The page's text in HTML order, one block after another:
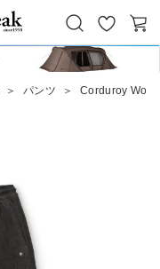
お
気
カ
＞ パンツ ＞ Corduroy